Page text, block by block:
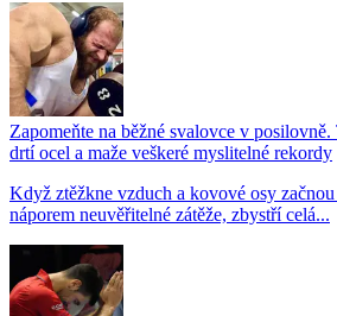
Zapomeňte na běžné svalovce v
drtí ocel a maže veškeré myslitelné rekordy
Když ztěžkne vzduch a kovové osy
náporem neuvěřitelné zátěže, zbystří celá...